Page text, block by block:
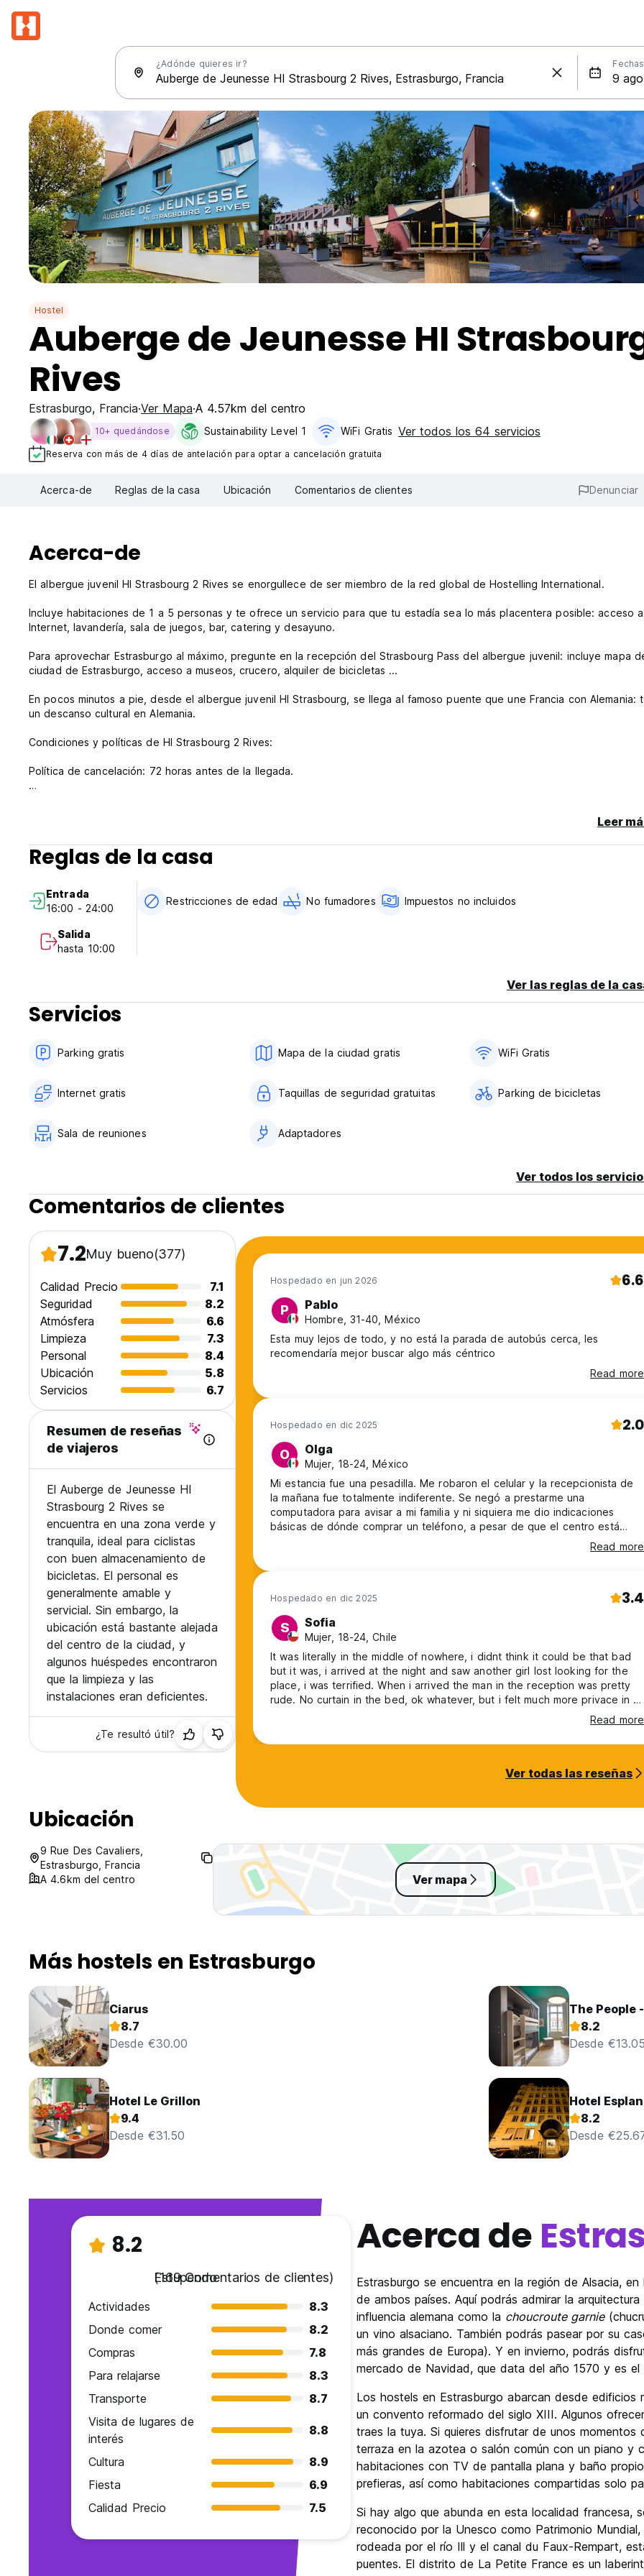
¿Adónde quieres ir? Fechas
Hostel
Auberge de Jeunesse HI
Rives
Estrasburgo, Francia Ver Mapa A 4.57km del centro
10+ quedándose Sustainability Level 1 WiFi Gratis Ver todos los 64 servicios
Reserva con más de 4 días de antelación para optar a cancelación gratuita
Acerca-de Reglas de la casa Ubicación Comentarios de clientes Denunciar
Acerca-de
El albergue juvenil HI Strasbourg 2 Rives se enorgullece de ser miembro de la red global de Hostelling International.
Incluye habitaciones de 1 a 5 personas y te ofrece un servicio para que tu estadía sea lo más placentera posible: acceso a
Internet, lavandería, sala de juegos, bar, catering y desayuno.
Para aprovechar Estrasburgo al máximo, pregunte en la recepción del Strasbourg Pass del albergue juvenil: incluye mapa
ciudad de Estrasburgo, acceso a museos, crucero, alquiler de bicicletas ...
En pocos minutos a pie, desde el albergue juvenil HI Strasbourg, se llega al famoso puente que une Francia con Alemania:
un descanso cultural en Alemania.
Condiciones y políticas de HI Strasbourg 2 Rives:
Política de cancelación: 72 horas antes de la llegada.
Pago a la llegada en efectivo, tarjetas de crédito.
Impuestos no incluidos: impuesto turístico: 0,55 EUR por persona y noche.
Desayuno incluido.
General:
No hay toque de queda.
Leer
Reglas de la casa
Entrada
16:00 - 24:00
Salida
hasta 10:00
Restricciones de edad No fumadores Impuestos no incluidos
Ver las reglas de la
Servicios
Parking gratis Mapa de la ciudad gratis WiFi Gratis
Internet gratis Taquillas de seguridad gratuitas Parking de bicicletas
Sala de reuniones Adaptadores
Ver todos los
Comentarios de clientes
7.2Muy bueno(377)
Calidad Precio
7.1
Seguridad
8.2
Atmósfera
6.6
Limpieza
7.3
Personal
8.4
Ubicación
5.8
Servicios
6.7
Resumen de reseñas
de viajeros
El Auberge de Jeunesse HI
Strasbourg 2 Rives se
encuentra en una zona verde y
tranquila, ideal para ciclistas
con buen almacenamiento de
bicicletas. El personal es
generalmente amable y
servicial. Sin embargo, la
ubicación está bastante alejada
del centro de la ciudad, y
algunos huéspedes encontraron
que la limpieza y las
instalaciones eran deficientes.
¿Te resultó útil?
Hospedado en jun 2026 6.6
P Pablo
Hombre, 31-40, México
Esta muy lejos de todo, y no está la parada de autobús cerca, les
recomendaría mejor buscar algo más céntrico
Read more
Hospedado en dic 2025 2.0
O Olga
Mujer, 18-24, México
​Mi estancia fue una pesadilla. Me robaron el celular y la recepcionista de
la mañana fue totalmente indiferente. Se negó a prestarme una
computadora para avisar a mi familia y ni siquiera me dio indicaciones
básicas de dónde comprar un teléfono, a pesar de que el centro está
lleno de tiendas. Tuve que ser auxiliada por otras huéspedes porque el
personal no tiene el mínimo sentido de ayuda al turista. Sumado a esto, la
Read more
Hospedado en dic 2025 3.4
S Sofia
Mujer, 18-24, Chile
It was literally in the middle of nowhere, i didnt think it could be that bad
but it was, i arrived at the night and saw another girl lost looking for the
place, i was terrified. When i arrived the man in the reception was pretty
rude. No curtain in the bed, ok whatever, but i felt much more privace in a
12 person room in madrid cheaper than this than in a 4 person room here,
and im pretty sure i shared with a homeless lady, she was also rude, they
didnt let me change rooms.
Read more
Ver todas las reseñas
Ubicación
9 Rue Des Cavaliers,
Estrasburgo, Francia
A 4.6km del centro
Ver mapa
Más hostels en Estrasburgo
Ciarus
8.7
Desde €30.00
The People
8.2
Desde
Hotel Le Grillon
9.4
Desde €31.50
Hotel
8.2
Desde
8.2
Estupendo
(169 Comentarios de clientes)
Actividades
8.3
Donde comer
8.2
Compras
7.8
Para relajarse
8.3
Transporte
8.7
Visita de lugares de
interés
8.8
Cultura
8.9
Fiesta
6.9
Calidad Precio
7.5
Acerca de
Estrasburgo se encuentra en la región de Alsacia,
de ambos países. Aquí podrás admirar la
influencia alemana como la choucroute garnie
un vino alsaciano. También podrás pasear por su
más grandes de Europa). Y en invierno, podrás
mercado de Navidad, que data del año 1570 y es el
Los hostels en Estrasburgo abarcan desde
un convento reformado del siglo XIII. Algunos
traes la tuya. Si quieres disfrutar de unos
terraza en la azotea o salón común con un piano y
habitaciones con TV de pantalla plana y baño
prefieras, así como habitaciones compartidas solo
Si hay algo que abunda en esta localidad francesa,
reconocido por la Unesco como Patrimonio Mundial,
rodeada por el río Ill y el canal du Faux-Rempart,
puentes. El distrito de La Petite France es un